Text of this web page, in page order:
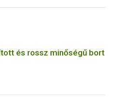
és rossz minőségű bort